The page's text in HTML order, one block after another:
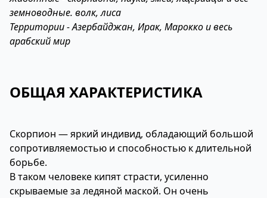
земноводные. волк, лиса
Территории - Азербайджан, Ирак, Марокко и весь
арабский мир
ОБЩАЯ ХАРАКТЕРИСТИКА
Скорпион — яркий индивид, обладающий большой
сопротивляемостью и способностью к длительной
борьбе.
В таком человеке кипят страсти, усиленно
скрываемые за ледяной маской. Он очень